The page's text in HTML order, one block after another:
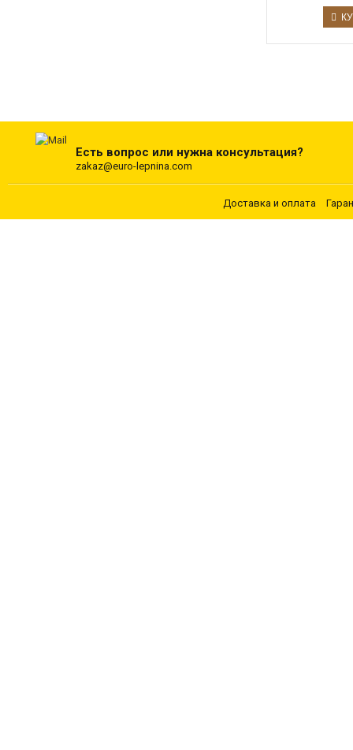
Есть вопрос или нужна консультация?
zakaz@euro-lepnina.com
Доставка и оплата